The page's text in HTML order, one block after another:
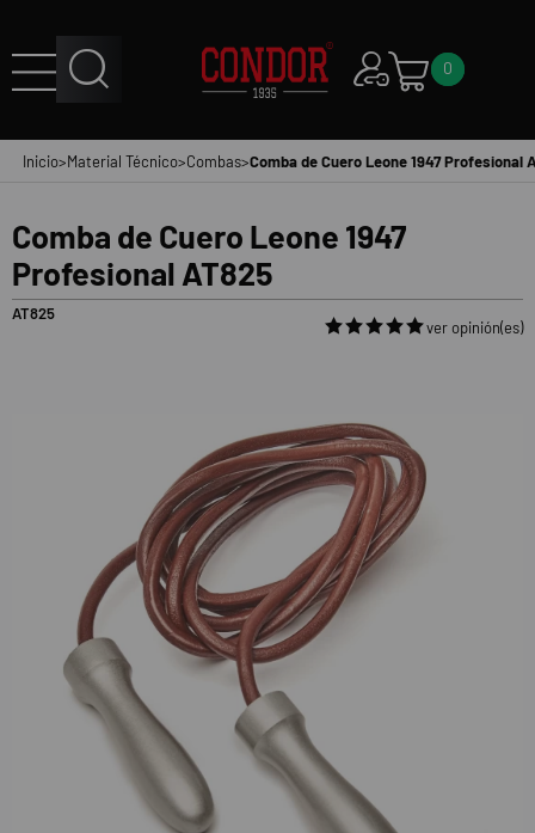
0
Inicio>Material Técnico>Combas>Comba de Cuero Leone 1947 Profesional
Comba de Cuero Leone 1947
Profesional AT825
AT825
ver opinión(es)